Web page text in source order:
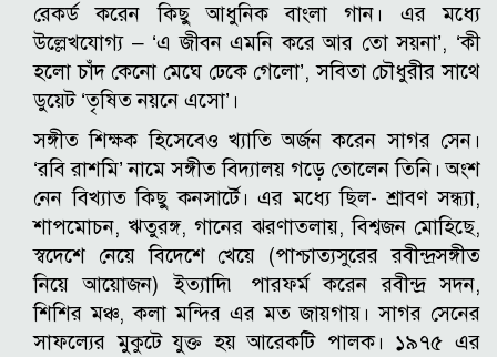
রেকর্ড করেন কিছু আধুনিক বাংলা গান। এর মধ্যে
উল্লেখযোগ্য – ‘এ জীবন এমনি করে আর তো সয়না’, ‘কী
হলো চাঁদ কেনো মেঘে ঢেকে গেলো’, সবিতা চৌধুরীর সাথে
ডুয়েট ‘তৃষিত নয়নে এসো’।
সঙ্গীত শিক্ষক হিসেবেও খ্যাতি অর্জন করেন সাগর সেন।
‘রবি রাশমি’ নামে সঙ্গীত বিদ্যালয় গড়ে তোলেন তিনি। অংশ
নেন বিখ্যাত কিছু কনসার্টে। এর মধ্যে ছিল- শ্রাবণ সন্ধ্যা,
শাপমোচন, ঋতুরঙ্গ, গানের ঝরণাতলায়, বিশ্বজন মোহিছে,
স্বদেশে নেয়ে বিদেশে খেয়ে (পাশ্চাত্যসুরের রবীন্দ্রসঙ্গীত
নিয়ে আয়োজন) ইত্যাদি৷ পারফর্ম করেন রবীন্দ্র সদন,
শিশির মঞ্চ, কলা মন্দির এর মত জায়গায়। সাগর সেনের
সাফল্যের মুকুটে যুক্ত হয় আরেকটি পালক। ১৯৭৫ এর